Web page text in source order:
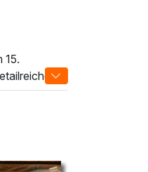
15.
und
die das
Sie sich